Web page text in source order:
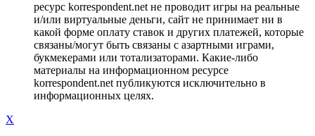
ресурс korrespondent.net не проводит игры на реальные
и/или виртуальные деньги, сайт не принимает ни в
какой форме оплату ставок и других платежей, которые
связаны/могут быть связаны с азартными играми,
букмекерами или тотализаторами. Какие-либо
материалы на информационном ресурсе
korrespondent.net публикуются исключительно в
информационных целях.
X